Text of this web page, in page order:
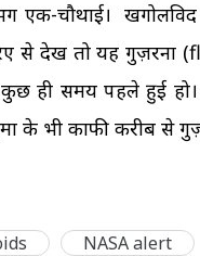
चौथाई। खगोलविद
से देखें तो यह
ही समय पहले हुई हो।
के भी काफी करीब से
NASA alert